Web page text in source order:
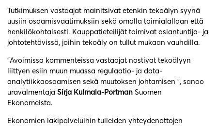
Tutkimuksen vastaajat mainitsivat etenkin tekoälyn syynä
uusiin osaamisvaatimuksiin sekä omalla toimialallaan että
henkilökohtaisesti. Kauppatieteilijät toimivat asiantuntija- ja
johtotehtävissä, joihin tekoäly on tullut mukaan vauhdilla.
”Avoimissa kommenteissa vastaajat nostivat tekoälyyn
liittyen esiin muun muassa regulaatio- ja data-
analytiikkaosaamisen sekä muutoksen johtamisen ”, sanoo
uravalmentaja Sirja Kulmala-Portman Suomen
Ekonomeista.
Ekonomien lakipalveluihin tulleiden yhteydenottojen